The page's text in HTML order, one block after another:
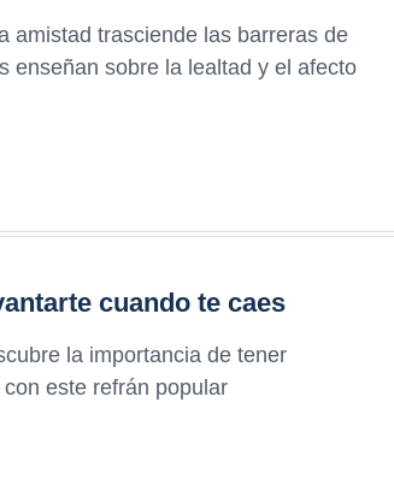
amistad trasciende las barreras de
enseñan sobre la lealtad y el afecto
cuando te caes
la importancia de tener
este refrán popular